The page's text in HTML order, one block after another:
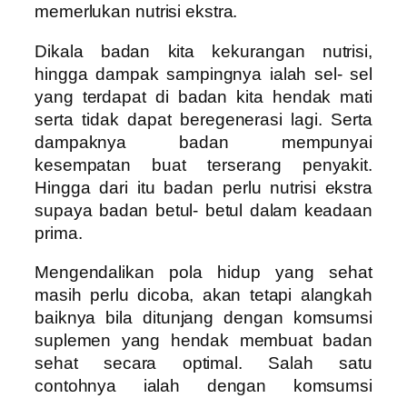
memerlukan nutrisi ekstra.
Dikala badan kita kekurangan nutrisi,
hingga dampak sampingnya ialah sel- sel
yang terdapat di badan kita hendak mati
serta tidak dapat beregenerasi lagi. Serta
dampaknya badan mempunyai
kesempatan buat terserang penyakit.
Hingga dari itu badan perlu nutrisi ekstra
supaya badan betul- betul dalam keadaan
prima.
Mengendalikan pola hidup yang sehat
masih perlu dicoba, akan tetapi alangkah
baiknya bila ditunjang dengan komsumsi
suplemen yang hendak membuat badan
sehat secara optimal. Salah satu
contohnya ialah dengan komsumsi